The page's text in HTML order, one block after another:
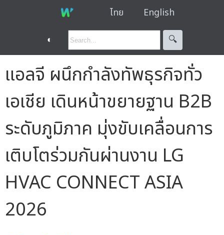
ไทย English
◐ 🔍︎
แอลจี ผนึกกำลังทัพธุรกิจทั่ว
เอเชีย เดินหน้าขยายฐาน B2B
ระดับภูมิภาค มุ่งขับเคลื่อนการ
เติบโตร่วมกันผ่านงาน LG
HVAC CONNECT ASIA
2026